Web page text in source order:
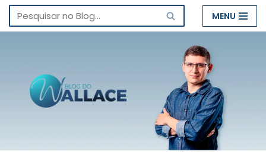
Pular
conteúdo
MENU